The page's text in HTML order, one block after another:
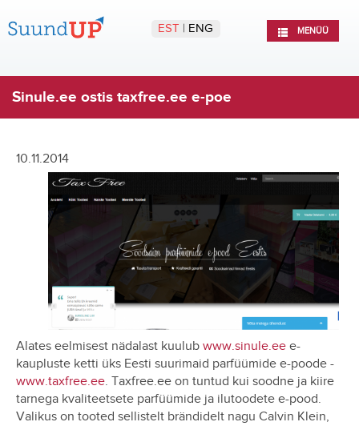
MENÜÜ
EST | ENG
Sinule.ee ostis taxfree.ee e-poe
10.11.2014
Alates eelmisest nädalast kuulub www.sinule.ee e-
kaupluste ketti üks Eesti suurimaid parfüümide e-poode -
www.taxfree.ee. Taxfree.ee on tuntud kui soodne ja kiire
tarnega kvaliteetsete parfüümide ja ilutoodete e-pood.
Valikus on tooted sellistelt brändidelt nagu Calvin Klein,